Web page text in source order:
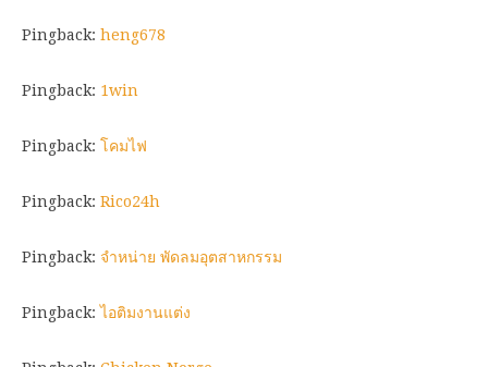
Pingback: heng678
Pingback: 1win
Pingback: โคมไฟ
Pingback: Rico24h
Pingback: จำหน่าย พัดลมอุตสาหกรรม
Pingback:ไอติมงานแต่ง